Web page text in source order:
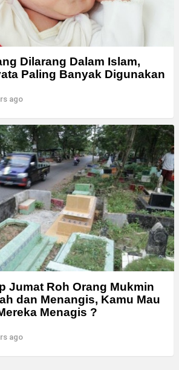
Dilarang Dalam Islam,
Paling Banyak Digunakan
ago
Jumat Roh Orang Mukmin
dan Menangis, Kamu Mau
Menagis ?
ago